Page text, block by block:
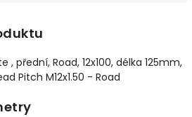
, přední, Road, 12x100, délka 125mm,
Pitch M12x1.50 - Road